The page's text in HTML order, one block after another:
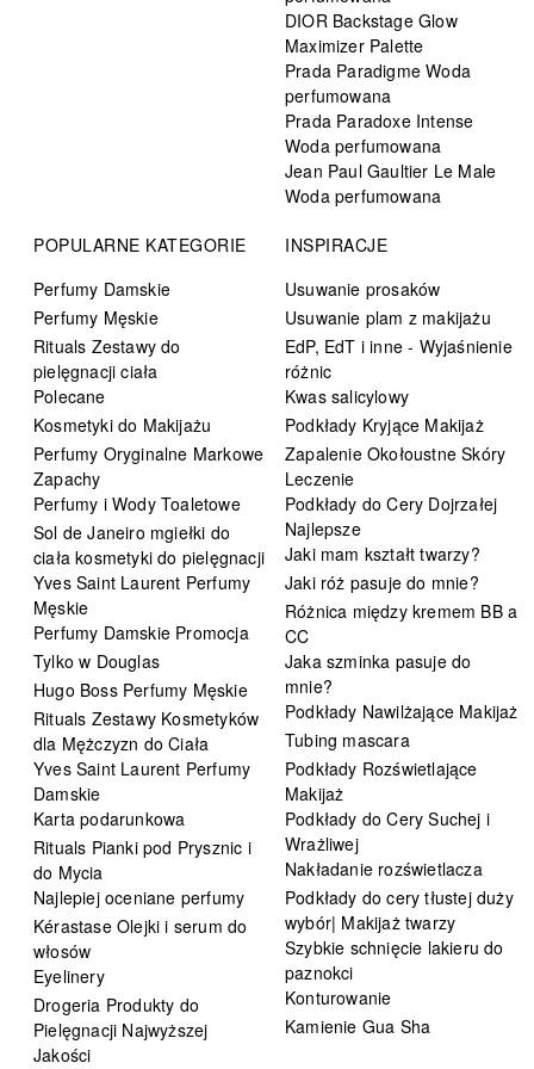
DIOR Backstage Glow
Maximizer Palette
Prada Paradigme Woda
perfumowana
Prada Paradoxe Intense
Woda perfumowana
Jean Paul Gaultier Le Male
Woda perfumowana
POPULARNE KATEGORIE
Perfumy Damskie
Perfumy Męskie
Rituals Zestawy do
pielęgnacji ciała
Polecane
Kosmetyki do Makijażu
Perfumy Oryginalne Markowe
Zapachy
Perfumy i Wody Toaletowe
Sol de Janeiro mgiełki do
ciała kosmetyki do pielęgnacji
Yves Saint Laurent Perfumy
Męskie
Perfumy Damskie Promocja
Tylko w Douglas
Hugo Boss Perfumy Męskie
Rituals Zestawy Kosmetyków
dla Mężczyzn do Ciała
Yves Saint Laurent Perfumy
Damskie
Karta podarunkowa
Rituals Pianki pod Prysznic i
do Mycia
Najlepiej oceniane perfumy
Kérastase Olejki i serum do
włosów
Eyelinery
Drogeria Produkty do
Pielęgnacji Najwyższej
Jakości
INSPIRACJE
Usuwanie prosaków
Usuwanie plam z makijażu
EdP, EdT i inne - Wyjaśnienie
różnic
Kwas salicylowy
Podkłady Kryjące Makijaż
Zapalenie Okołoustne Skóry
Leczenie
Podkłady do Cery Dojrzałej
Najlepsze
Jaki mam kształt twarzy?
Jaki róż pasuje do mnie?
Różnica między kremem BB a
CC
Jaka szminka pasuje do
mnie?
Podkłady Nawilżające Makijaż
Tubing mascara
Podkłady Rozświetlające
Makijaż
Podkłady do Cery Suchej i
Wrażliwej
Nakładanie rozświetlacza
Podkłady do cery tłustej duży
wybór| Makijaż twarzy
Szybkie schnięcie lakieru do
paznokci
Konturowanie
Kamienie Gua Sha